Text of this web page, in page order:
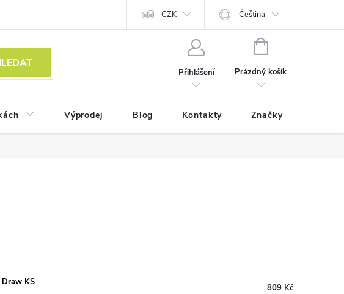
CZK Čeština
Přihlášení
NÁKUPNÍ
Prázdný košík
Výprodej Blog Kontakty Značky
Draw KS
809 Kč